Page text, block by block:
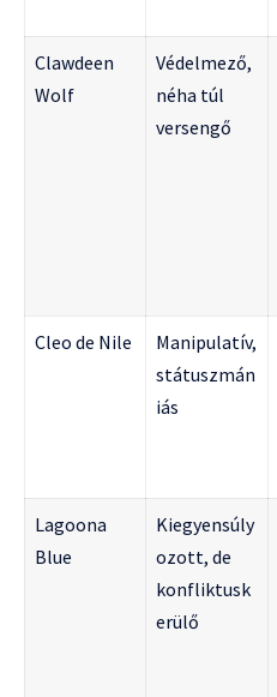
Clawdeen
Wolf
Védelmező,
néha túl
versengő
Cleo de Nile
Manipulatív,
státuszmán
iás
Lagoona
Blue
Kiegyensúly
ozott, de
konfliktusk
erülő